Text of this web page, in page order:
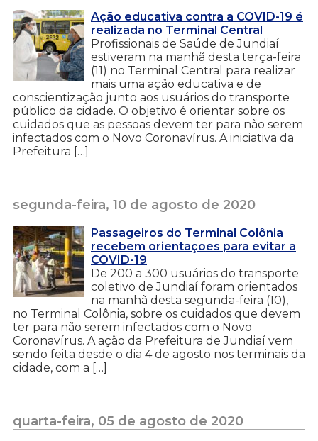
Ação educativa contra a COVID-19 é
realizada no Terminal Central
Profissionais de Saúde de Jundiaí
estiveram na manhã desta terça-feira
(11) no Terminal Central para realizar
mais uma ação educativa e de
conscientização junto aos usuários do transporte
público da cidade. O objetivo é orientar sobre os
cuidados que as pessoas devem ter para não serem
infectados com o Novo Coronavírus. A iniciativa da
Prefeitura […]
segunda-feira, 10 de agosto de 2020
Passageiros do Terminal Colônia
recebem orientações para evitar a
COVID-19
De 200 a 300 usuários do transporte
coletivo de Jundiaí foram orientados
na manhã desta segunda-feira (10),
no Terminal Colônia, sobre os cuidados que devem
ter para não serem infectados com o Novo
Coronavírus. A ação da Prefeitura de Jundiaí vem
sendo feita desde o dia 4 de agosto nos terminais da
cidade, com a […]
quarta-feira, 05 de agosto de 2020